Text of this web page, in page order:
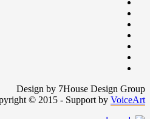
Design by 7House Design Group
© 2015 - Support by VoiceArt